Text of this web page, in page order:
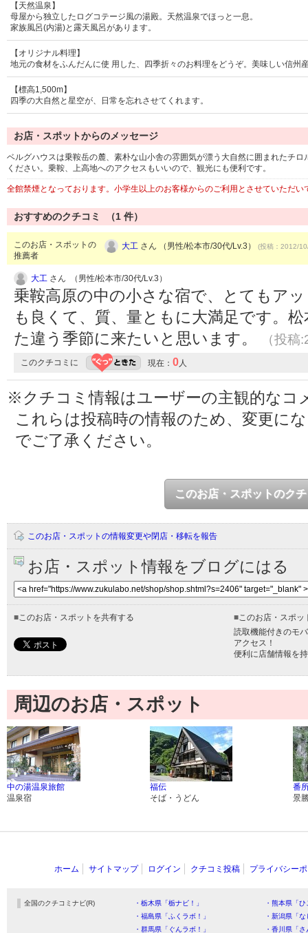
【天然温泉】
母屋から独立したログコテージ風の湯殿。天然温泉でほっと一息。
家族風呂(内湯)と露天風呂があります。
【オリジナル料理】
地元の食材をふんだんに使 用した、四季折々のお料理をどうぞ。美味しい信州
【標高1,500m】
四季の大自然と星空が、日常を忘れさせてくれます。
お店・スポットからのメッセージ
ベルグハウスは乗鞍岳の麓、素朴な山小舎の雰囲気が漂う大自然に囲まれたチ
ください。乗鞍、上高地へのアクセスもいいので、観光にも便利です。
全館禁煙となっております。小学生以上のお客様からのご利用とさせていただい
おすすめのクチコミ （1 件）
このお店・スポットの
推薦者
大工 さん （男性/松本市/30代/Lv.3） (投稿：2012/
大工 さん （男性/松本市/30代/Lv.3）
乗鞍高原の中の小さな宿で、とてもア
も良くて、質、量ともに大満足です。
た違う季節に来たいと思います。
（投
このクチコミに 現在： 0人
※クチコミ情報はユーザーの主観的なコ
これらは投稿時の情報のため、変更に
でご了承ください。
このお店・スポットのク
このお店・スポットの情報変更や閉店・移転を報告
お店・スポット情報をブログにはる
■このお店・スポットを共有する ■このお店・スポッ
読取機能付きのモ
アクセス！
便利に店舗情報を
周辺のお店・スポット
中の湯温泉旅館
温泉宿
福伝
そば・うどん
番
景
ホーム サイトマップ ログイン クチコミ投稿 プライバシー
全国のクチコミナビ(R) ・栃木県「栃ナビ！」
・熊本県「
・福島県「ふくラボ！」
・新潟県「
・群馬県「ぐんラボ！」
・香川県「